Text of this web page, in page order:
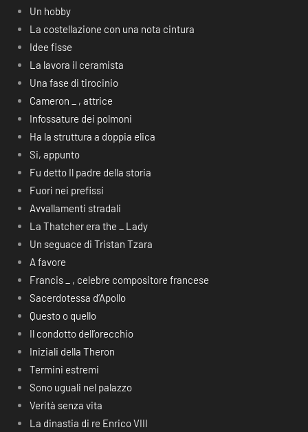
Un hobby
La costellazione con una nota cintura
Idee fisse
La lavora il ceramista
Una fase di tirocinio
Cameron _ , attrice
Infossature dei polmoni
Ha la struttura a doppia elica
Si, appunto
Fu detto Il padre della storia
Fuori nei prefissi
Avvallamenti stradali
La Thatcher era the _ Lady
Un seguace di Tristan Tzara
A favore
Francis _ , celebre compositore francese
Sacerdotessa d’Apollo
Questo o quello
Il condotto dell’orecchio
Iniziali della Theron
Termini estremi
Sono uguali nel palazzo
Verità senza vita
La dinastia di re Enrico VIII